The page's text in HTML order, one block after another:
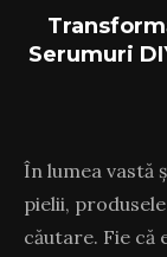
Serumuri
În lumea vastă
pielii,
căutare. Fie că